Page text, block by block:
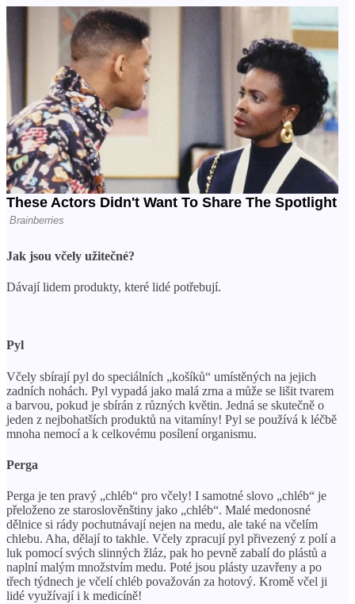
Jak jsou včely užitečné?
Dávají lidem produkty, které lidé potřebují.
Pyl
Včely sbírají pyl do speciálních „košíků“ umístěných na jejich
zadních nohách. Pyl vypadá jako malá zrna a může se lišit tvarem
a barvou, pokud je sbírán z různých květin. Jedná se skutečně o
jeden z nejbohatších produktů na vitamíny! Pyl se používá k léčbě
mnoha nemocí a k celkovému posílení organismu.
Perga
Perga je ten pravý „chléb“ pro včely! I samotné slovo „chléb“ je
přeloženo ze staroslověnštiny jako „chléb“. Malé medonosné
dělnice si rády pochutnávají nejen na medu, ale také na včelím
chlebu. Aha, dělají to takhle. Včely zpracují pyl přivezený z polí a
luk pomocí svých slinných žláz, pak ho pevně zabalí do plástů a
naplní malým množstvím medu. Poté jsou plásty uzavřeny a po
třech týdnech je včelí chléb považován za hotový. Kromě včel ji
lidé využívají i k medicíně!